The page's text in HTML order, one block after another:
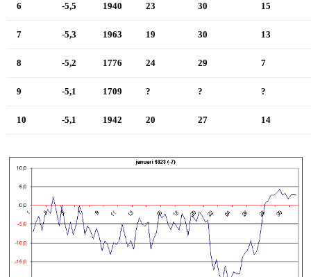
6 -5,5 1940 23 30 15
7 -5,3 1963 19 30 13
8 -5,2 1776 24 29 7
9 -5,1 1709 ? ? ?
10 -5,1 1942 20 27 14